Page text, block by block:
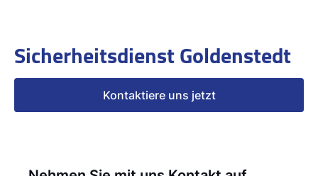
Sicherheitsdienst Goldenstedt
Kontaktiere uns jetzt